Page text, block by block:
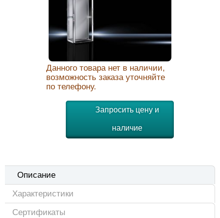
Данного товара нет в наличии,
возможность заказа уточняйте
по телефону.
Запросить цену и
наличие
Описание
Характеристики
Сертификаты